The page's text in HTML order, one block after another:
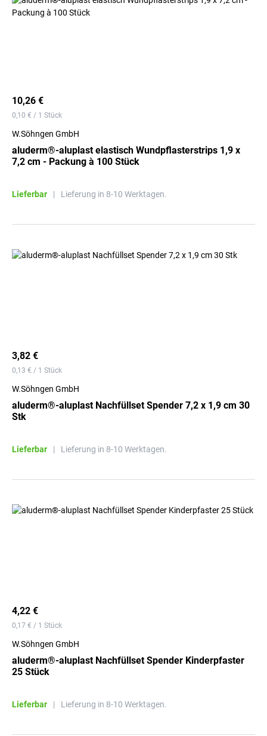
10,26 €
0,10 € / 1 Stück
W.Söhngen GmbH
aluderm®-aluplast elastisch Wundpflasterstrips 1,9 x
7,2 cm - Packung à 100 Stück
Lieferbar | Lieferung in 8-10 Werktagen.
3,82 €
0,13 € / 1 Stück
W.Söhngen GmbH
aluderm®-aluplast Nachfüllset Spender 7,2 x 1,9 cm 30
Stk
Lieferbar | Lieferung in 8-10 Werktagen.
4,22 €
0,17 € / 1 Stück
W.Söhngen GmbH
aluderm®-aluplast Nachfüllset Spender Kinderpfaster
25 Stück
Lieferbar | Lieferung in 8-10 Werktagen.